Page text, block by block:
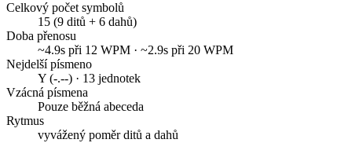
Celkový počet symbolů
15 (9 ditů + 6 dahů)
Doba přenosu
~4.9s při 12 WPM · ~2.9s při 20 WPM
Nejdelší písmeno
Y (-.--) · 13 jednotek
Vzácná písmena
Pouze běžná abeceda
Rytmus
vyvážený poměr ditů a dahů